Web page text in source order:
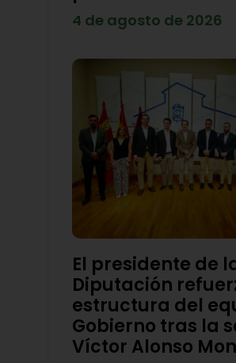
4 de agosto de 2026
El presidente de
Diputación
estructura del
Gobierno tras la
Víctor Alonso